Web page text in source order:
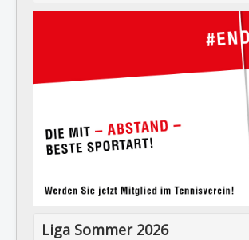
Liga Sommer 2026